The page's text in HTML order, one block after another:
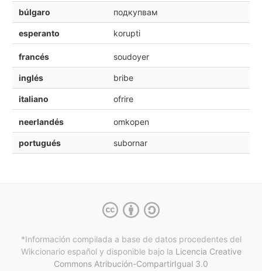
búlgaro подкупвам
esperanto korupti
francés soudoyer
inglés bribe
italiano ofrire
neerlandés omkopen
portugués subornar
*Información compilada a base de datos procedentes del
Wikcionario español y disponible bajo la Licencia Creative
Commons Atribución-CompartirIgual 3.0